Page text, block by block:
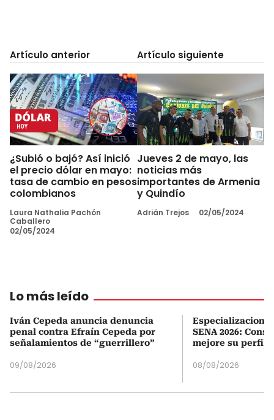
Artículo anterior
¿Subió o bajó? Así inició
el precio dólar en mayo:
tasa de cambio en pesos
colombianos
Laura Nathalia Pachón
Caballero
02/05/2024
Artículo siguiente
Jueves 2 de mayo, las
noticias más
importantes de Armenia
y Quindío
Adrián Trejos 02/05/2024
Lo más leído
Iván Cepeda anuncia denuncia
penal contra Efraín Cepeda por
señalamientos de “guerrillero”
09/08/2026
SENA 2026:
mejore su perfil
08/08/2026